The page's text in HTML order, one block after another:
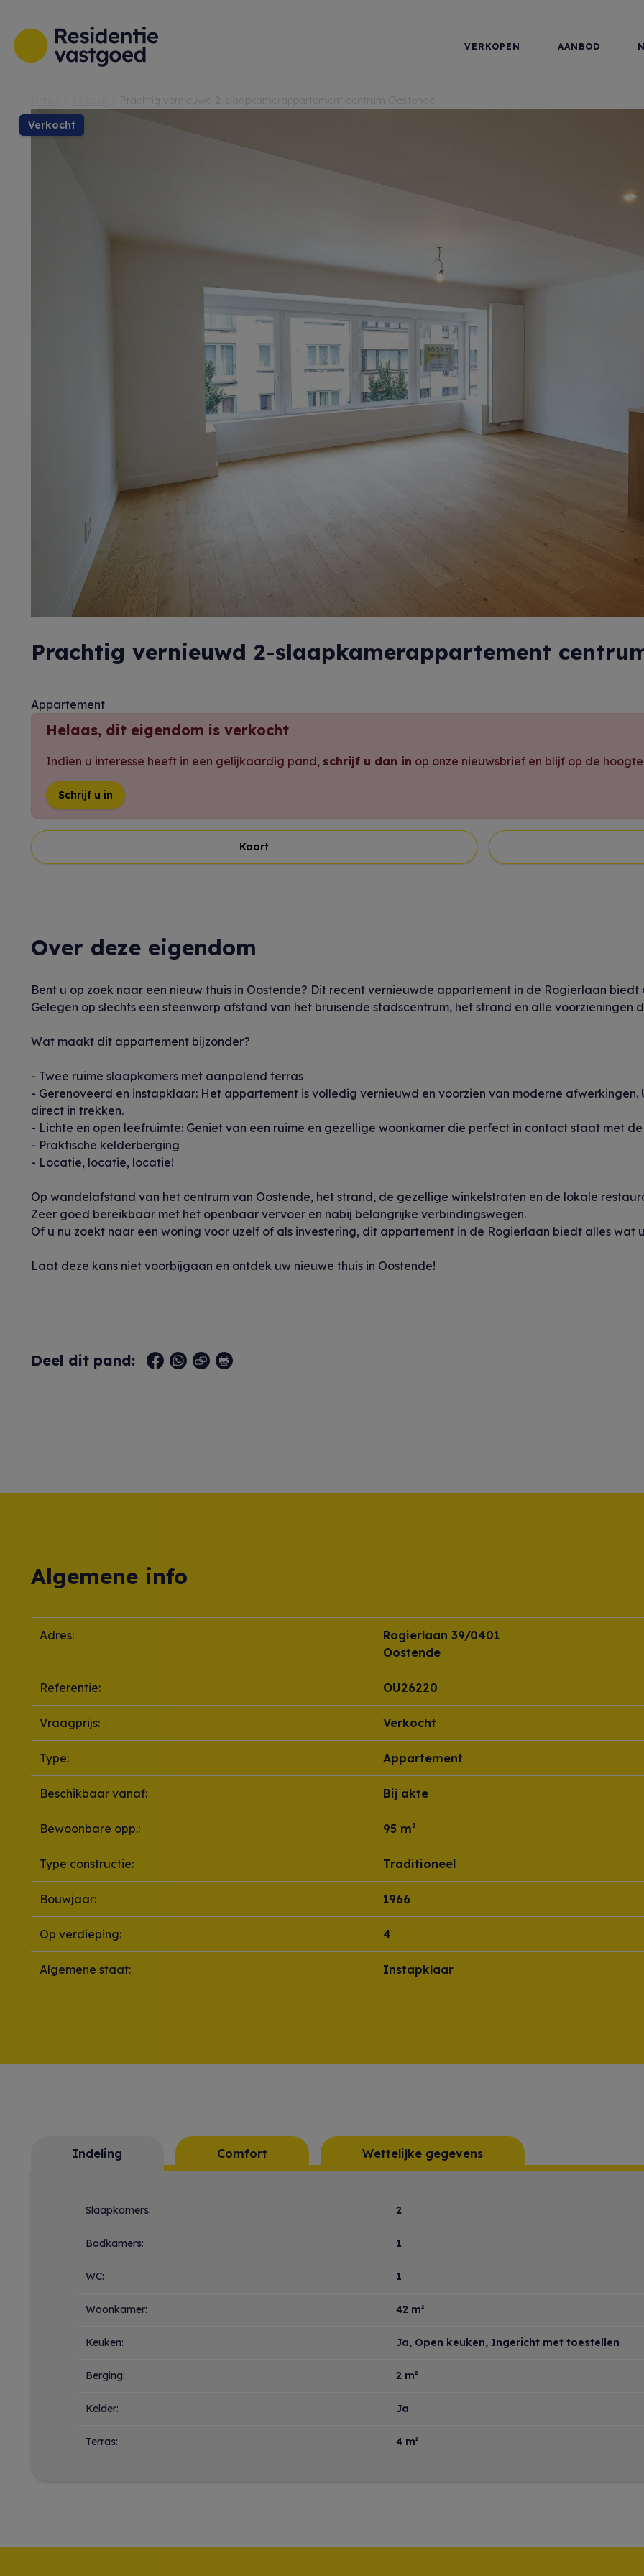
VERKOPEN AANBOD
verkocht
Prachtig vernieuwd 2-slaapkamerappartement
Appartement
Helaas, dit eigendom is verkocht
Indien u interesse heeft in een gelijkaardig pand, schrijf u dan in op onze nieuwsbrief en blijf op de
Schrijf u in
Kaart
Over deze eigendom
Bent u op zoek naar een nieuw thuis in Oostende? Dit recent vernieuwde appartement in de Rogierlaan
Gelegen op slechts een steenworp afstand van het bruisende stadscentrum, het strand en alle voorzieningen
Wat maakt dit appartement bijzonder?
- Twee ruime slaapkamers met aanpalend terras
- Gerenoveerd en instapklaar: Het appartement is volledig vernieuwd en voorzien van moderne afwerkingen.
direct in trekken.
- Lichte en open leefruimte: Geniet van een ruime en gezellige woonkamer die perfect in contact staat met
- Praktische kelderberging
- Locatie, locatie, locatie!
Op wandelafstand van het centrum van Oostende, het strand, de gezellige winkelstraten en de lokale
Zeer goed bereikbaar met het openbaar vervoer en nabij belangrijke verbindingswegen.
Of u nu zoekt naar een woning voor uzelf of als investering, dit appartement in de Rogierlaan biedt alles wat
Laat deze kans niet voorbijgaan en ontdek uw nieuwe thuis in Oostende!
Deel dit pand:
Algemene info
Adres:
Rogierlaan 39/0401
Oostende
Referentie: OU26220
Vraagprijs: Verkocht
Type: Appartement
Beschikbaar vanaf: Bij akte
Bewoonbare opp.: 95 m²
Type constructie: Traditioneel
Bouwjaar: 1966
Op verdieping: 4
Algemene staat: Instapklaar
Indeling Comfort Wettelijke gegevens
Slaapkamers: 2
Badkamers: 1
WC: 1
Woonkamer: 42 m²
Keuken: Ja, Open keuken, Ingericht met toestellen
Berging: 2 m²
Kelder: Ja
Terras: 4 m²